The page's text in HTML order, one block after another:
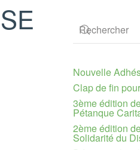
Nouvelle
Clap de fin
3ème édition
Pétanque
2ème édition
Solidarité du